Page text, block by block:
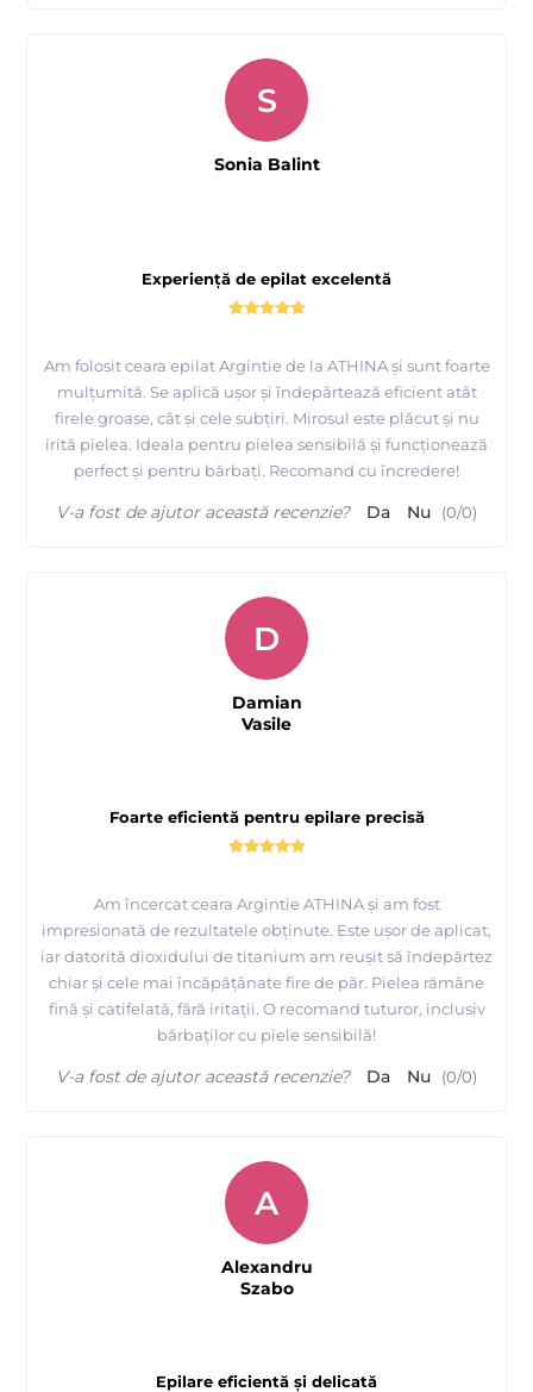
Experiență de epilat excelentă
Am folosit ceara epilat Argintie de la ATHINA și sunt foarte
mulțumită. Se aplică ușor și îndepărtează eficient atât
firele groase, cât și cele subțiri. Mirosul este plăcut și nu
irită pielea. Ideala pentru pielea sensibilă și funcționează
perfect și pentru bărbați. Recomand cu încredere!
S
Sonia Balint
V-a fost de ajutor această recenzie? Da Nu (0/0)
Foarte eficientă pentru epilare precisă
Am încercat ceara Argintie ATHINA și am fost
impresionată de rezultatele obținute. Este ușor de aplicat,
iar datorită dioxidului de titanium am reușit să îndepărtez
chiar și cele mai încăpățânate fire de păr. Pielea rămâne
fină și catifelată, fără iritații. O recomand tuturor, inclusiv
bărbaților cu piele sensibilă!
D
Damian
Vasile
V-a fost de ajutor această recenzie? Da Nu (0/0)
Epilare eficientă și delicată
A
Alexandru
Szabo